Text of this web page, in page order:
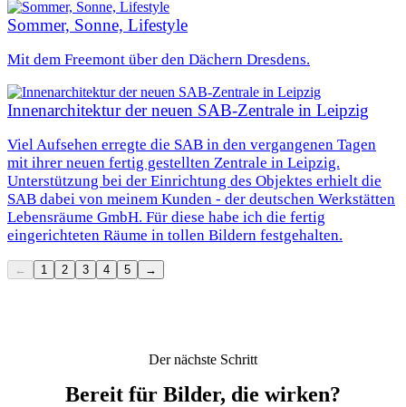
Sommer, Sonne, Lifestyle
Mit dem Freemont über den Dächern Dresdens.
Innenarchitektur der neuen SAB-Zentrale in Leipzig
Viel Aufsehen erregte die SAB in den vergangenen Tagen
mit ihrer neuen fertig gestellten Zentrale in Leipzig.
Unterstützung bei der Einrichtung des Objektes erhielt die
SAB dabei von meinem Kunden - der deutschen Werkstätten
Lebensräume GmbH. Für diese habe ich die fertig
eingerichteten Räume in tollen Bildern festgehalten.
← 1 2 3 4 5 →
Der nächste Schritt
Bereit für Bilder, die wirken?